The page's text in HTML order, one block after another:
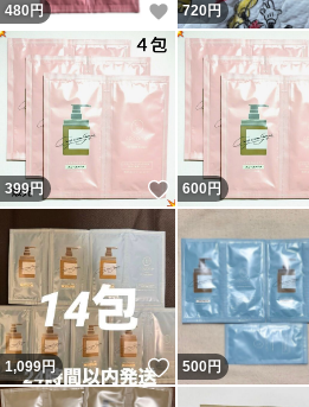
480 円 いいね！
720円
399円 いいね！
600 円
1,099円 いいね！
500円